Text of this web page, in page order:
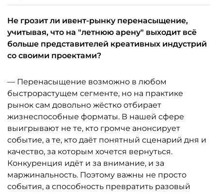
Не грозит ли ивент-рынку перенасыщение,
учитывая, что на "летнюю арену" выходит всё
больше представителей креативных индустрий
со своими проектами?
— Перенасыщение возможно в любом
быстрорастущем сегменте, но на практике
рынок сам довольно жёстко отбирает
жизнеспособные форматы. В нашей сфере
выигрывают не те, кто громче анонсирует
событие, а те, кто даёт понятный сценарий дня и
качество, за которым хочется вернуться.
Конкуренция идёт и за внимание, и за
маржинальность. Поэтому важны не просто
события, а способность превратить разовый